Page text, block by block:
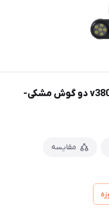
دوربین مینی اسپید دام 3 مگاپیکسل v380 دو گوش مشکی-
مقایسه